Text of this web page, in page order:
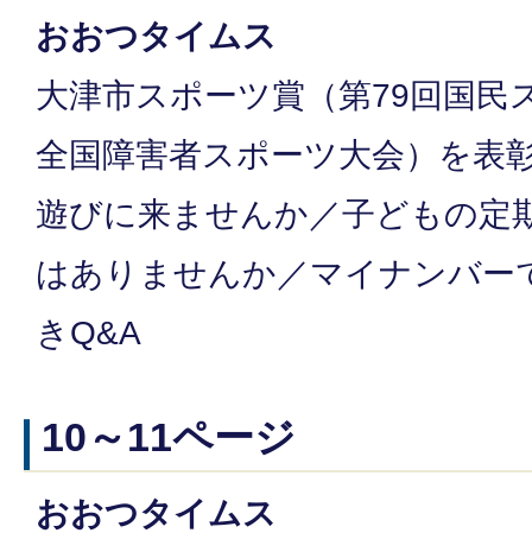
おおつタイムス
大津市スポーツ賞（第79回国民
全国障害者スポーツ大会）を表
遊びに来ませんか／子どもの
はありませんか／マイナンバー
きQ&A
10～11ページ
おおつタイムス